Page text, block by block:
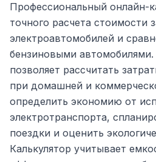
Профессиональный онлайн-
точного расчета стоимости
электроавтомобилей и
бензиновыми
позволяет рассчитать
при домашней и
определить экономию от
электротранспорта,
поездки и оценить
Калькулятор учитывает